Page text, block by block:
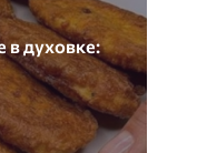
в духовке: